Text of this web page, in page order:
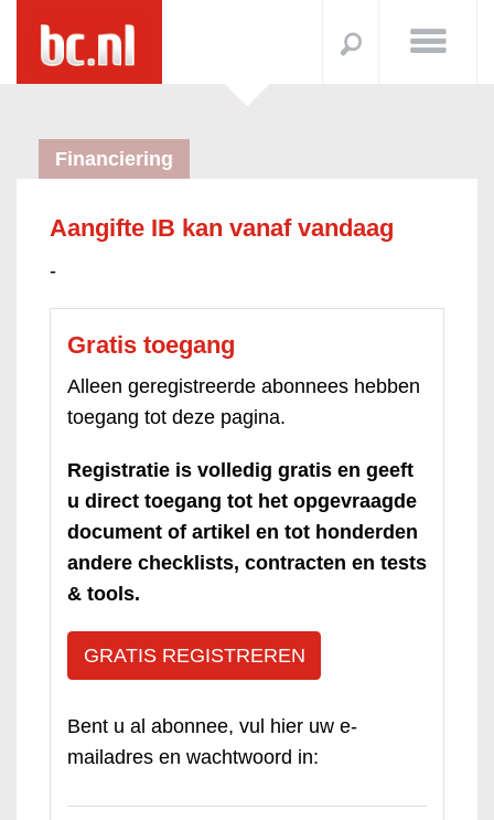
Financiering
Aangifte IB kan vanaf vandaag
-
Gratis toegang
Alleen geregistreerde abonnees hebben
toegang tot deze pagina.
Registratie is volledig gratis en geeft
u direct toegang tot het opgevraagde
document of artikel en tot honderden
andere checklists, contracten en tests
& tools.
GRATIS REGISTREREN
Bent u al abonnee, vul hier uw e-
mailadres en wachtwoord in: